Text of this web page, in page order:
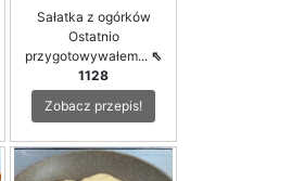
Sałatka z ogórków
Ostatnio
przygotowywałem... ⇖
1128
Zobacz przepis!